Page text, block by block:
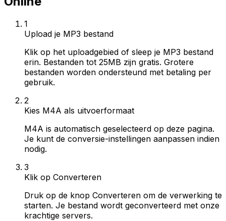
1
Upload je MP3 bestand
Klik op het uploadgebied of sleep je MP3 bestand
erin. Bestanden tot 25MB zijn gratis. Grotere
bestanden worden ondersteund met betaling per
gebruik.
2
Kies M4A als uitvoerformaat
M4A is automatisch geselecteerd op deze pagina.
Je kunt de conversie-instellingen aanpassen indien
nodig.
3
Klik op Converteren
Druk op de knop Converteren om de verwerking te
starten. Je bestand wordt geconverteerd met onze
krachtige servers.